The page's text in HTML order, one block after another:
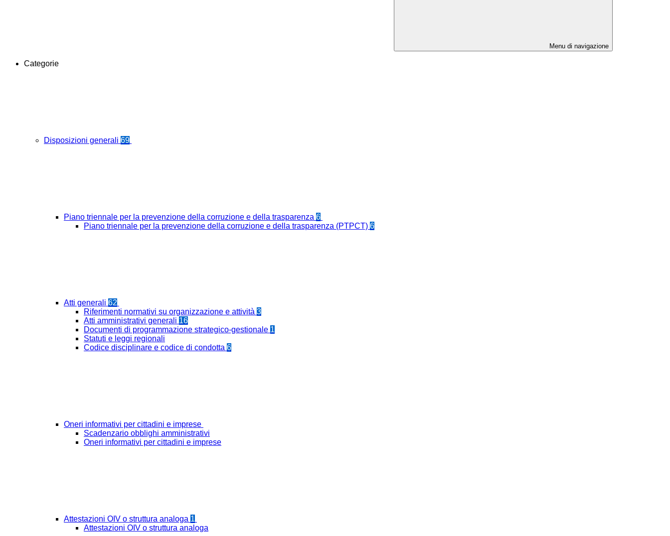
Menu di navigazione
Categorie
Disposizioni generali 69
Piano triennale per la prevenzione della corruzione e della trasparenza 6
Piano triennale per la prevenzione della corruzione e della trasparenza (PTPCT) 6
Atti generali 62
Riferimenti normativi su organizzazione e attività 3
Atti amministrativi generali 16
Documenti di programmazione strategico-gestionale 1
Statuti e leggi regionali
Codice disciplinare e codice di condotta 6
Oneri informativi per cittadini e imprese
Scadenzario obblighi amministrativi
Oneri informativi per cittadini e imprese
Attestazioni OIV o struttura analoga 1
Attestazioni OIV o struttura analoga